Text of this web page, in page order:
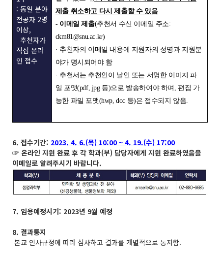
: 동일 분야
전공자 2명
이상,
추천자가
직접 온라
인 접수
제출 취소하고 다시 제출할 수 있음
-이메일 제출(추천서 수신 이메일 주소:
ckm81@snu.ac.kr)
· 추천자의 이메일 내용에 지원자의 성명과 지원분
야가 명시되어야 함
· 추천서는 추천인이 날인 또는 서명한 이미지 파
일 포맷(pdf, jpg 등)으로 발송하여야 하며, 편집 가
능한 파일 포맷(hwp, doc 등)은 접수되지 않음.
6. 접수기간: 2023. 4. 6.(목) 10:00 ~ 4. 19.(수) 17:00
☞ 온라인 지원 완료 후 각 학과(부) 담당자에게 지원 완료하였음을
이메일로 알려주시기 바랍니다.
7. 임용예정시기: 2023년 9월 예정
8. 결과통지
본교 인사규정에 따라 심사하고 결과를 개별적으로 통지함.